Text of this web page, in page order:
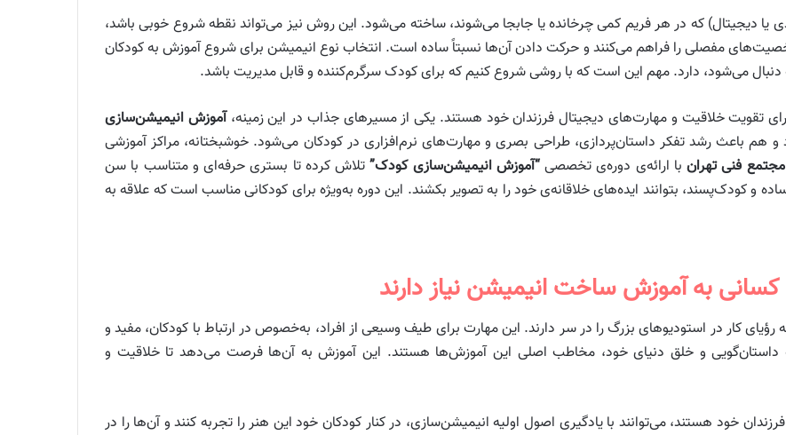
یا دیجیتال) که در هر فریم کمی چرخانده یا جابجا می‌شوند، ساخته می‌شود. این روش نیز می‌تواند نقطه شروع خوبی باشد،
مفصلی را فراهم می‌کنند و حرکت دادن آن‌ها نسبتاً ساده است. انتخاب نوع انیمیشن برای شروع آموزش به کودکان
می‌شود، دارد. مهم این است که با روشی شروع کنیم که برای کودک سرگرم‌کننده و قابل مدیریت باشد.
تقویت خلاقیت و مهارت‌های دیجیتال فرزندان خود هستند. یکی از مسیرهای جذاب در این زمینه،آموزش انیمیشن‌سازی
باعث رشد تفکر داستان‌پردازی، طراحی بصری و مهارت‌های نرم‌افزاری در کودکان می‌شود. خوشبختانه، مراکز آموزشی
مجتمع فنی تهرانبا ارائه‌ی دوره‌ی تخصصی“آموزش انیمیشن‌سازی کودک”تلاش کرده تا بستری حرفه‌ای و متناسب با سن
و کودک‌پسند، بتوانند ایده‌های خلاقانه‌ی خود را به تصویر بکشند. این دوره به‌ویژه برای کودکانی مناسب است که علاقه به
به آموزش ساخت انیمیشن نیاز دارند
در استودیوهای بزرگ را در سر دارند. این مهارت برای طیف وسیعی از افراد، به‌خصوص در ارتباط با کودکان، مفید و
داستان‌گویی و خلق دنیای خود، مخاطب اصلی این آموزش‌ها هستند. این آموزش به آن‌ها فرصت می‌دهد تا خلاقیت و
خود هستند، می‌توانند با یادگیری اصول اولیه انیمیشن‌سازی، در کنار کودکان خود این هنر را تجربه کنند و آن‌ها را در